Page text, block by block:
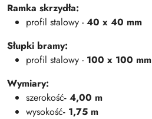
Ramka skrzydła:
profil stalowy -40 x 40 mm
Słupki bramy:
profil stalowy - 100 x 100 mm
Wymiary:
szerokość- 4,00 m
wysokość- 1,75 m